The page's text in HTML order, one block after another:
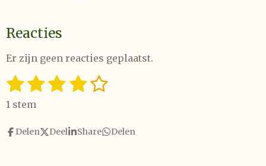
Reacties
Er zijn geen reacties geplaatst.
R
a
t
n
1
s
t
e
2
s
t
e
3
t
e
4
t
e
5
e
S
m
e
1 stem
Delen Deel Share Delen